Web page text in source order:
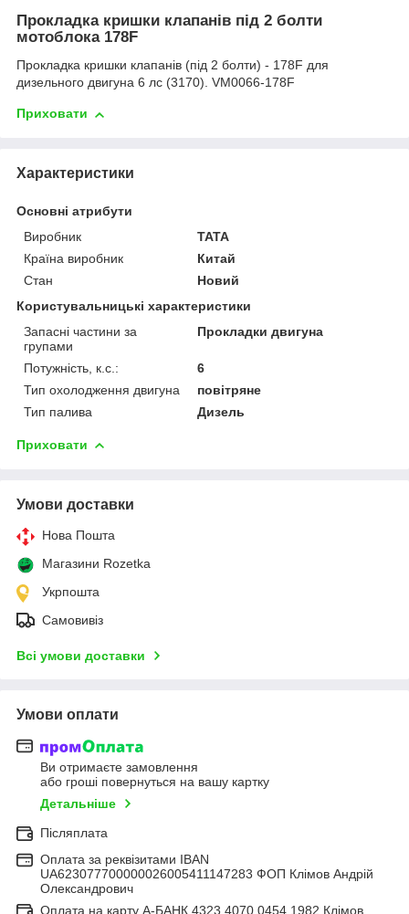
Прокладка кришки клапанів під 2 болти
мотоблока 178F
Прокладка кришки клапанів (під 2 болти) - 178F для
дизельного двигуна 6 лс (3170). VM0066-178F
Приховати
Характеристики
Основні атрибути
Виробник
TATA
Країна виробник
Китай
Стан
Новий
Користувальницькі характеристики
Запасні частини за
групами
Прокладки двигуна
Потужність, к.с.:
6
Тип охолодження двигуна
повітряне
Тип палива
Дизель
Приховати
Умови доставки
Нова Пошта
Магазини Rozetka
Укрпошта
Самовивіз
Всі умови доставки
Умови оплати
Ви отримаєте замовлення
або гроші повернуться на вашу картку
Детальніше
Післяплата
Оплата за реквізитами IBAN
UA623077700000026005411147283 ФОП Клімов Андрій
Олександрович
Оплата на карту А-БАНК 4323 4070 0454 1982 Клімов